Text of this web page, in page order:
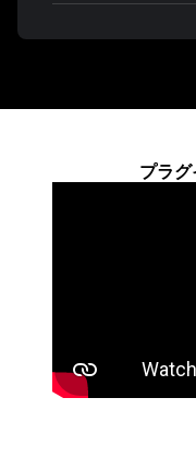
プラ